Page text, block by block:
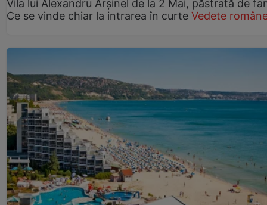
Vila lui Alexandru Arșinel de la 2 Mai, păstrată de
Ce se vinde chiar la intrarea în curte Vedete